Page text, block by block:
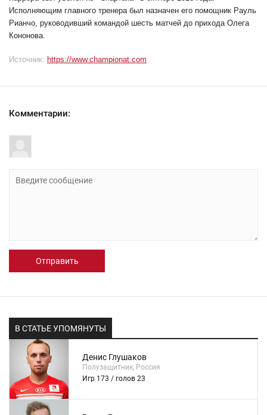
Исполняющим главного тренера был назначен его помощник Рауль
Рианчо, руководивший командой шесть матчей до прихода Олега
Кононова.
Источник: https://www.championat.com
Комментарии:
Отправить
В СТАТЬЕ УПОМЯНУТЫ
Денис Глушаков
Полузащитник, Россия
Игр 173 / голов 23